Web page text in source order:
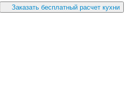
Заказать бесплатный расчет кухни